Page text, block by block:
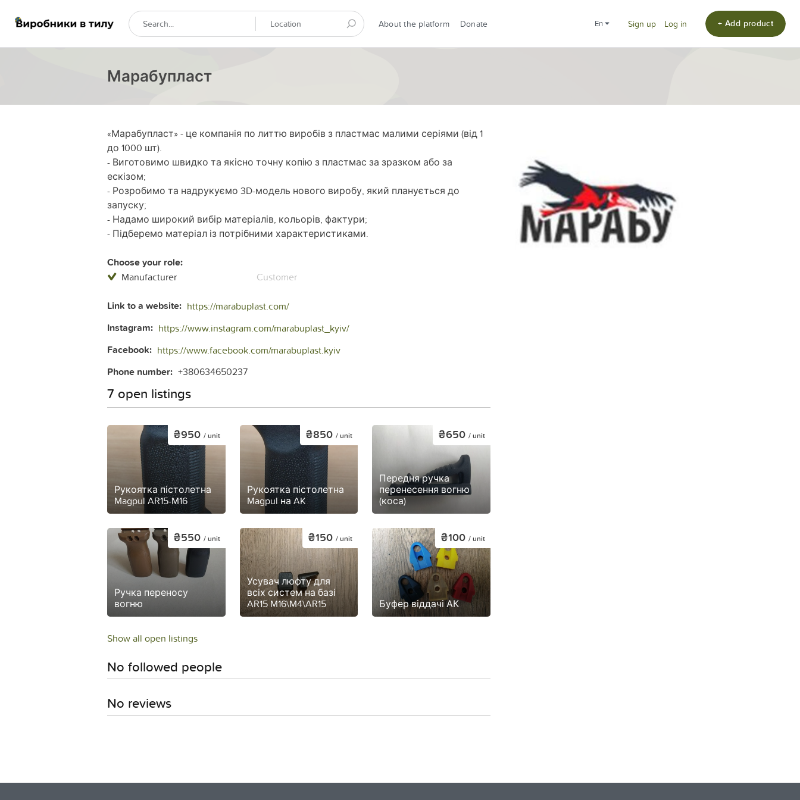
About the platform Donate en Sign up Log in + Add product
Марабупласт
«Марабупласт» - це компанія по литтю виробів з пластмас малими серіями (від 1
до 1000 шт).
- Виготовимо швидко та якісно точну копію з пластмас за зразком або за
ескізом;
- Розробимо та надрукуємо 3D-модель нового виробу, який планується до
запуску;
- Надамо широкий вибір матеріалів, кольорів, фактури;
- Підберемо матеріал із потрібними характеристиками.
Choose your role:
Manufacturer Customer
Link to a website: https://marabuplast.com/
Instagram: https://www.instagram.com/marabuplast_kyiv/
Facebook: https://www.facebook.com/marabuplast.kyiv
Phone number: +380634650237
7 open listings
Рукоятка пістолетна
Magpul AR15-M16
₴950 / unit
Рукоятка пістолетна
Magpul на AK
₴850/ unit
Передня ручка
перенесення вогню
(коса)
₴650 / unit
Ручка переносу
вогню
₴550 / unit
Усувач люфту для
всіх систем на базі
AR15 M16\M4\AR15
₴150/ unit
Буфер віддачі АК
₴100 / unit
Show all open listings
No followed people
No reviews